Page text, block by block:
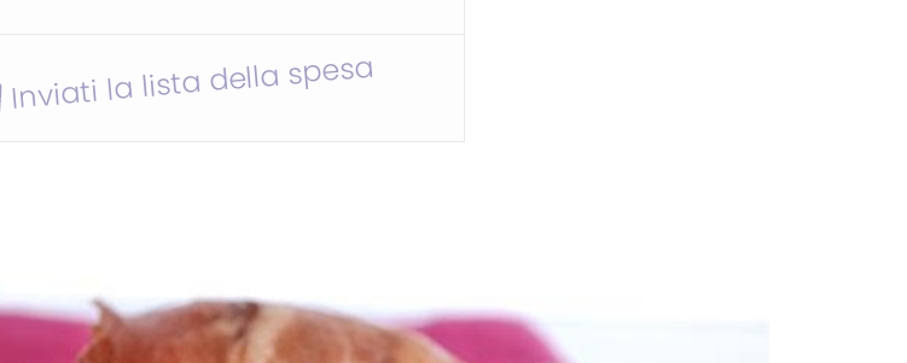
Inviati la lista della spesa